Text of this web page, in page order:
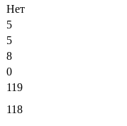
Нет
5
5
8
0
119
118